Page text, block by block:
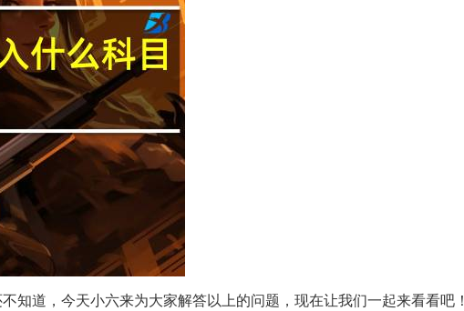
知道，今天小六来为大家解答以上的问题，现在让我们一起来看看吧！